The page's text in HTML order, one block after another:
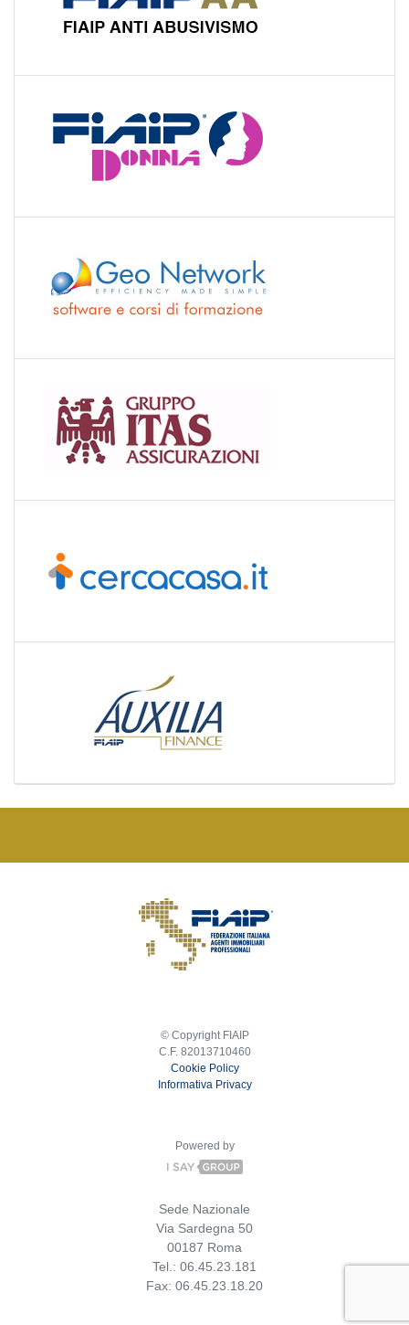
© Copyright FIAIP
C.F. 82013710460
Cookie Policy
Informativa Privacy
Powered by
Sede Nazionale
Via Sardegna 50
00187 Roma
Tel.: 06.45.23.181
Fax: 06.45.23.18.20